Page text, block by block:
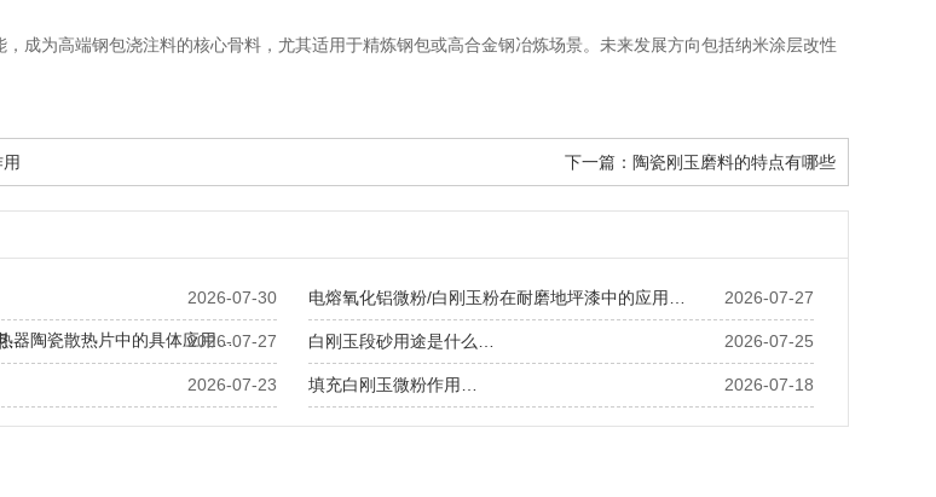
成为高端钢包浇注料的核心骨料，尤其适用于精炼钢包或高合金钢冶炼场景。未来发展方向包括纳米涂层改性
下一篇： 陶瓷刚玉磨料的特点有哪些
2026-07-30
器陶瓷散热片中的具体应用…
2026-07-27
电熔氧化铝微粉/白刚玉粉在耐磨地坪漆中的应用…
2026-07-27
… 2026-07-25
白刚玉段砂用途是什么…
2026-07-23 2026-07-18
填充白刚玉微粉作用…